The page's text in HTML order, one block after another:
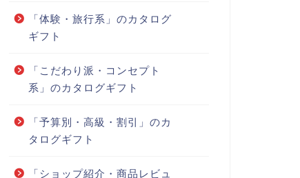
「体験・旅行系」のカタログ
ギフト
「こだわり派・コンセプト
系」のカタログギフト
「予算別・高級・割引」のカ
タログギフト
「ショップ紹介・商品レビュ